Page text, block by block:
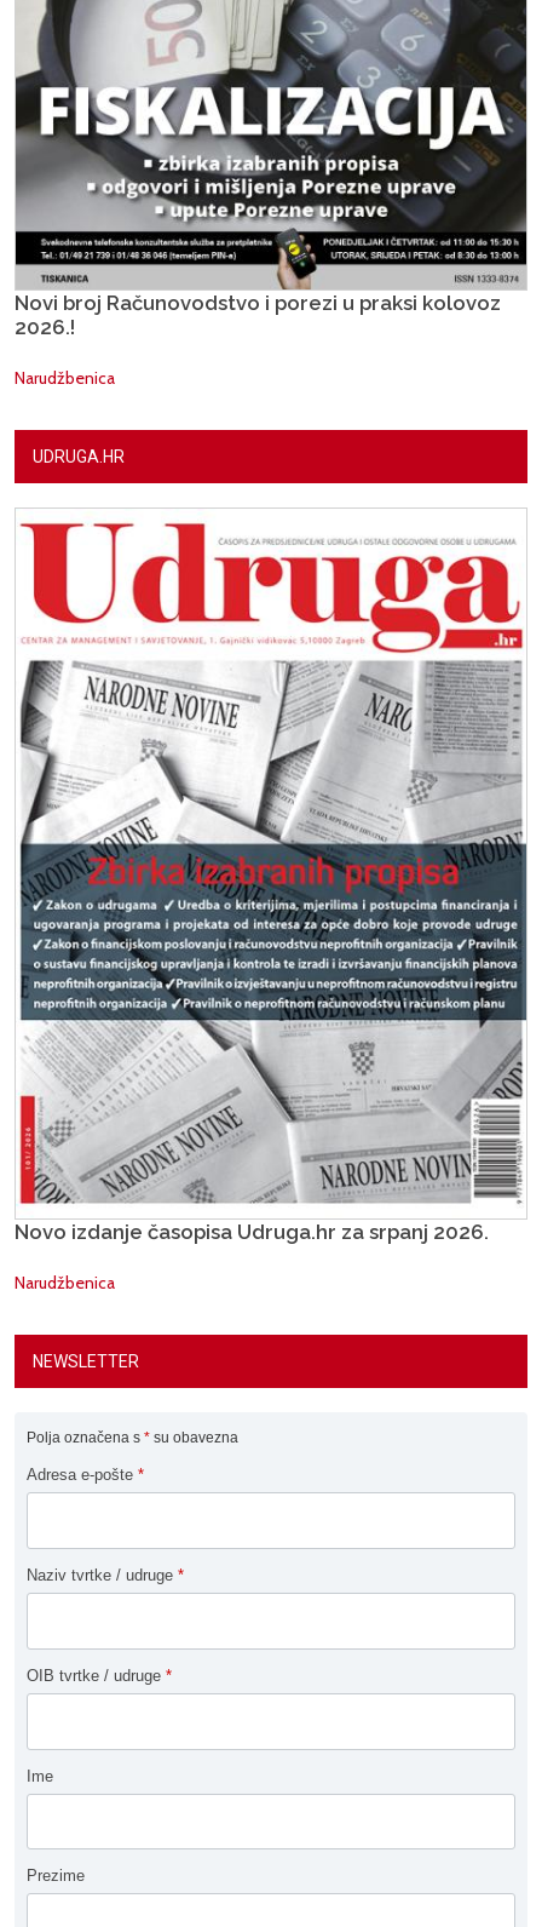
Novi broj Računovodstvo i porezi u praksi kolovoz
2026.!
Narudžbenica
UDRUGA.HR
Novo izdanje časopisa Udruga.hr za srpanj 2026.
Narudžbenica
NEWSLETTER
Polja označena s * su obavezna
Adresa e-pošte *
Naziv tvrtke / udruge *
OIB tvrtke / udruge *
Ime
Prezime